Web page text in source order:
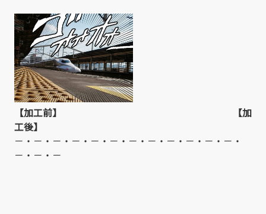
【加工前】 【加
工後】
－・－・－・－・－・－・－・－・－・－・－・－・
－・－・－